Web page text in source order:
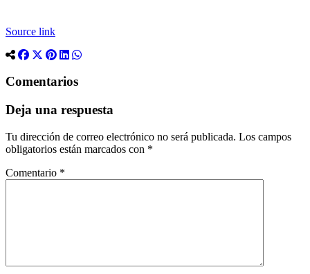
Source link
Comentarios
Deja una respuesta
Tu dirección de correo electrónico no será publicada. Los campos
obligatorios están marcados con *
Comentario *